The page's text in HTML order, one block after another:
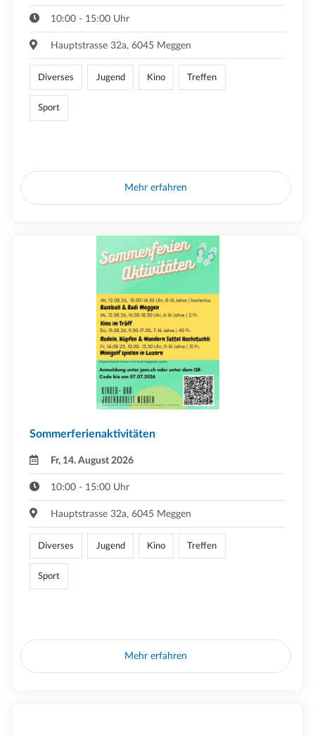
10:00 - 15:00 Uhr
Hauptstrasse 32a, 6045 Meggen
Diverses Jugend Kino Treffen
Sport
Mehr erfahren
Sommerferienaktivitäten
Fr, 14. August 2026
10:00 - 15:00 Uhr
Hauptstrasse 32a, 6045 Meggen
Diverses Jugend Kino Treffen
Sport
Mehr erfahren